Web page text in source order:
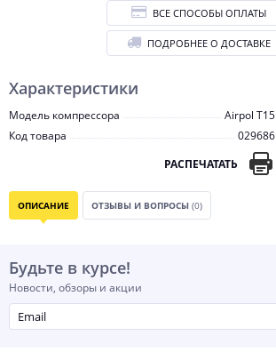
Характеристики
Модель компрессора
Airpol T15
Код товара
029686
РАСПЕЧАТАТЬ
ВСЕ СПОСОБЫ ОПЛАТЫ
ПОДРОБНЕЕ О ДОСТАВКЕ
ОПИСАНИЕ ОТЗЫВЫ И ВОПРОСЫ (0)
Будьте в курсе!
Новости, обзоры и акции